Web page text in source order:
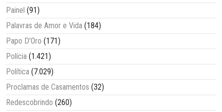
Painel (91)
Palavras de Amor e Vida (184)
Papo D'Oro (171)
Polícia (1.421)
Política (7.029)
Proclamas de Casamentos (32)
Redescobrindo (260)